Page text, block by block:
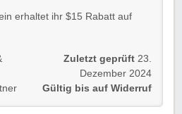
erhaltet ihr $15 Rabatt auf
bis auf Weiteres.
im Bestellprozess
Zuletzt geprüft 23.
Dezember 2024
Gültig bis auf Widerruf